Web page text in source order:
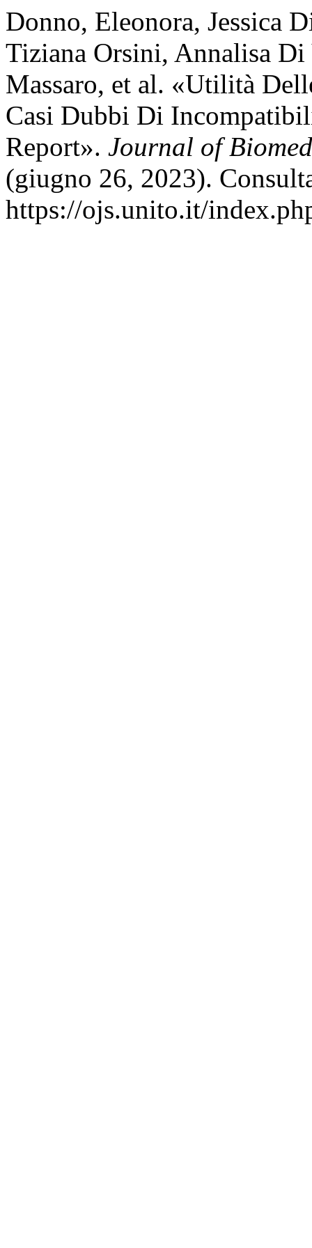
Donno, Eleonora, Jessica
Tiziana Orsini, Annalisa
Massaro, et al. «Utilità
Casi Dubbi Di
Report». Journal of
(giugno 26, 2023).
https://ojs.unito.it/